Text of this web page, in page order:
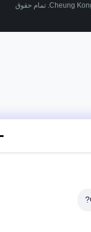
حقوق چاپ © 2025-2026 Cheung Kong Machinery (HK) Limited. تمام حقوق